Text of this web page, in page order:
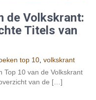
de Volkskrant:
Titels van
top 10 volkskrant
Top 10 van de Volkskrant
van de […]